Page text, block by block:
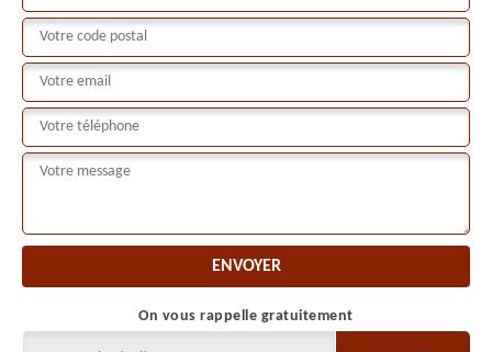
On vous rappelle gratuitement